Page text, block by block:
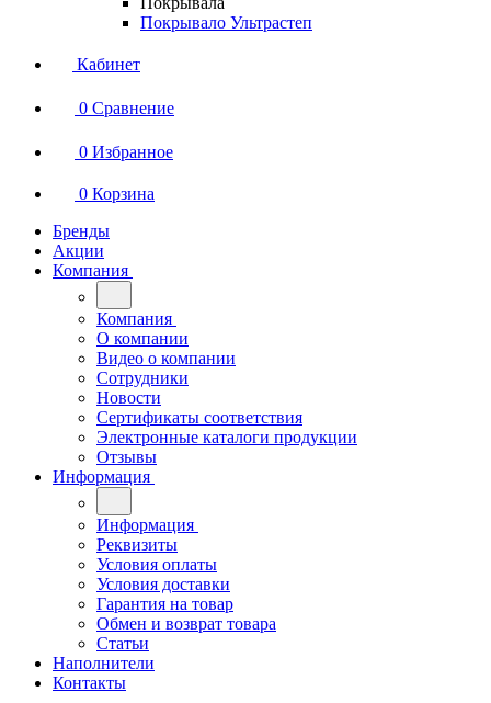
Покрывало Ультрастеп
Кабинет
0 Сравнение
0 Избранное
0 Корзина
Бренды
Акции
Компания
Компания
О компании
Видео о компании
Сотрудники
Новости
Сертификаты соответствия
Электронные каталоги продукции
Отзывы
Информация
Информация
Реквизиты
Условия оплаты
Условия доставки
Гарантия на товар
Обмен и возврат товара
Статьи
Наполнители
Контакты